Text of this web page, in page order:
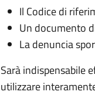
Il Codice di
Un documento
La denuncia
Sarà indispensabile
utilizzare